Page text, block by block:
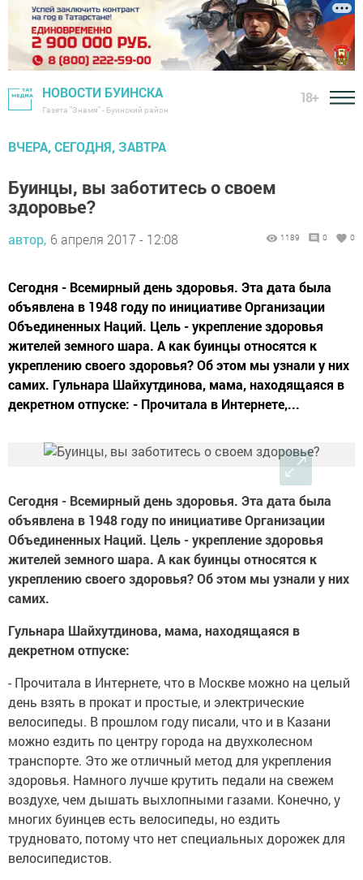
НОВОСТИ БУИНСКА
Газета "Знамя" - Буинский район
18+
ВЧЕРА, СЕГОДНЯ, ЗАВТРА
Буинцы, вы заботитесь о своем
здоровье?
автор, 6 апреля 2017 - 12:08 1189 0 0
Сегодня - Всемирный день здоровья. Эта дата была
объявлена в 1948 году по инициативе Организации
Объединенных Наций. Цель - укрепление здоровья
жителей земного шара. А как буинцы относятся к
укреплению своего здоровья? Об этом мы узнали у них
самих. Гульнара Шайхутдинова, мама, находящаяся в
декретном отпуске: - Прочитала в Интернете,...
Сегодня - Всемирный день здоровья. Эта дата была
объявлена в 1948 году по инициативе Организации
Объединенных Наций. Цель - укрепление здоровья
жителей земного шара. А как буинцы относятся к
укреплению своего здоровья? Об этом мы узнали у них
самих.
Гульнара Шайхутдинова, мама, находящаяся в
декретном отпуске:
- Прочитала в Интернете, что в Москве можно на целый
день взять в прокат и простые, и электрические
велосипеды. В прошлом году писали, что и в Казани
можно ездить по центру города на двухколесном
транспорте. Это же отличный метод для укрепления
здоровья. Намного лучше крутить педали на свежем
воздухе, чем дышать выхлопными газами. Конечно, у
многих буинцев есть велосипеды, но ездить
трудновато, потому что нет специальных дорожек для
велосипедистов.